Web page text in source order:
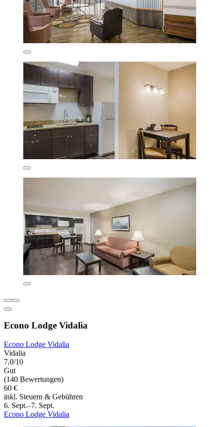
Econo Lodge Vidalia
Econo Lodge Vidalia
Vidalia
7,0/10
Gut
(140 Bewertungen)
60 €
inkl. Steuern & Gebühren
6. Sept.–7. Sept.
Econo Lodge Vidalia